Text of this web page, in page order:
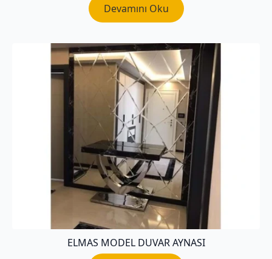
Devamını Oku
ELMAS MODEL DUVAR AYNASI